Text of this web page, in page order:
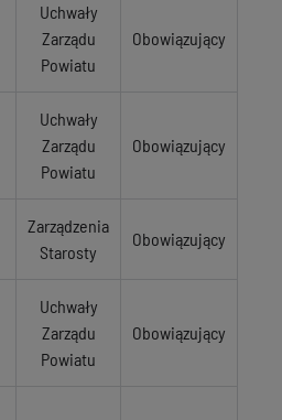
Uchwały
Zarządu
Powiatu
Obowiązujący
Uchwały
Zarządu
Powiatu
Obowiązujący
Zarządzenia
Starosty
Obowiązujący
Uchwały
Zarządu
Powiatu
Obowiązujący